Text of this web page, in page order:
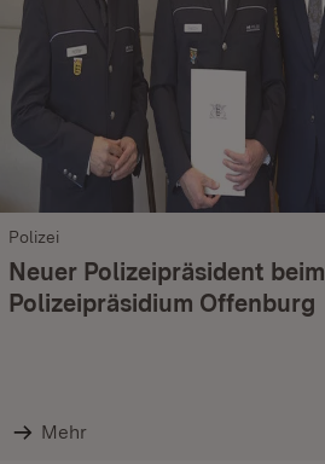
Polizei
Neuer Polizeipräsident beim
Polizeipräsidium Offenburg
Mehr